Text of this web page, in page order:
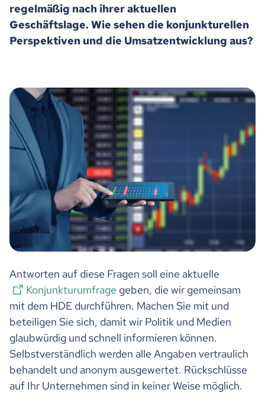
regelmäßig nach ihrer aktuellen
Geschäftslage. Wie sehen die konjunkturellen
Perspektiven und die Umsatzentwicklung aus?
Antworten auf diese Fragen soll eine aktuelle
Konjunkturumfrage geben, die wir gemeinsam
mit dem HDE durchführen. Machen Sie mit und
beteiligen Sie sich, damit wir Politik und Medien
glaubwürdig und schnell informieren können.
Selbstverständlich werden alle Angaben vertraulich
behandelt und anonym ausgewertet. Rückschlüsse
auf Ihr Unternehmen sind in keiner Weise möglich.